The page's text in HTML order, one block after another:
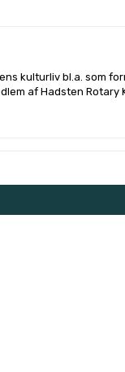
kulturliv bl.a. som
af Hadsten Rotary